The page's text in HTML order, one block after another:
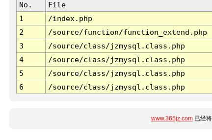
No. File
1
/index.php
2
/source/function/function_extend.php
3
/source/class/jzmysql.class.php
4
/source/class/jzmysql.class.php
5
/source/class/jzmysql.class.php
6
/source/class/jzmysql.class.php
www.365jz.com已经将